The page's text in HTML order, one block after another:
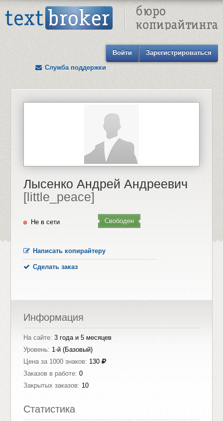
Войти
Зарегистрироваться
Служба поддержки
Лысенко Андрей Андреевич
[little_peace]
Не в сети
Написать копирайтеру
Сделать заказ
Свободен
Информация
На сайте:3 года и 5 месяцев
Уровень: 1-й (Базовый)
Цена за 1000 знаков: 130
Заказов в работе:0
Закрытых заказов: 10
Статистика